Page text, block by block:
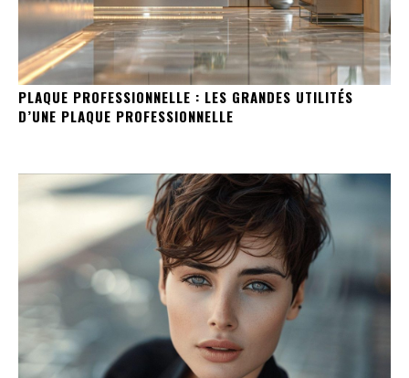
PLAQUE PROFESSIONNELLE : LES GRANDES UTILITÉS
D’UNE PLAQUE PROFESSIONNELLE